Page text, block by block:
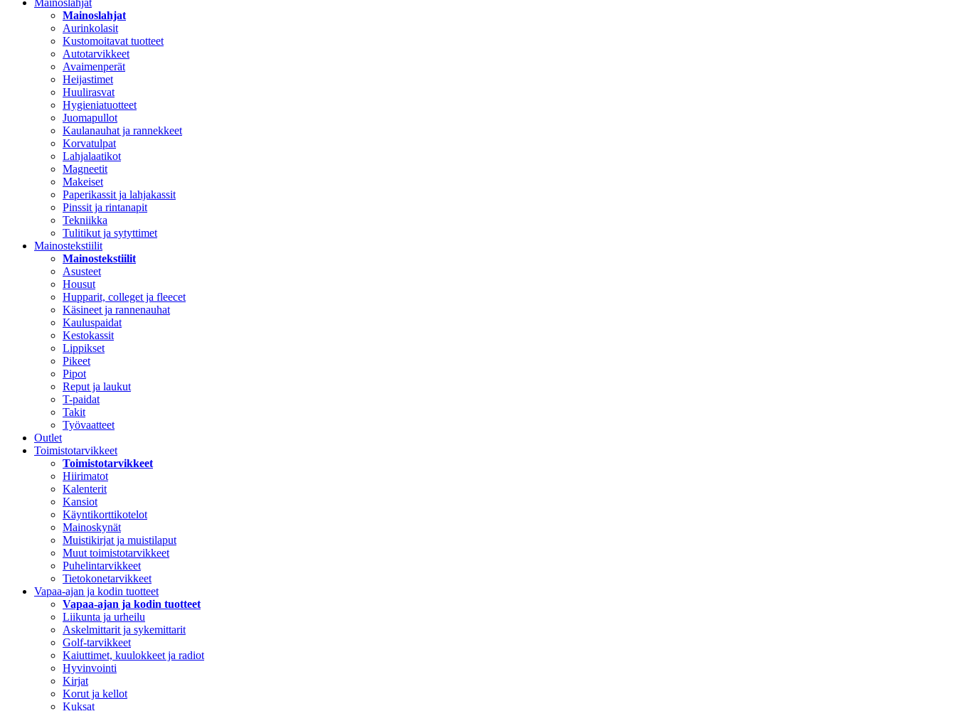
Mainoslahjat
Mainoslahjat
Aurinkolasit
Kustomoitavat tuotteet
Autotarvikkeet
Avaimenperät
Heijastimet
Huulirasvat
Hygieniatuotteet
Juomapullot
Kaulanauhat ja rannekkeet
Korvatulpat
Lahjalaatikot
Magneetit
Makeiset
Paperikassit ja lahjakassit
Pinssit ja rintanapit
Tekniikka
Tulitikut ja sytyttimet
Mainostekstiilit
Mainostekstiilit
Asusteet
Housut
Hupparit, colleget ja fleecet
Käsineet ja rannenauhat
Kauluspaidat
Kestokassit
Lippikset
Pikeet
Pipot
Reput ja laukut
T-paidat
Takit
Työvaatteet
Outlet
Toimistotarvikkeet
Toimistotarvikkeet
Hiirimatot
Kalenterit
Kansiot
Käyntikorttikotelot
Mainoskynät
Muistikirjat ja muistilaput
Muut toimistotarvikkeet
Puhelintarvikkeet
Tietokonetarvikkeet
Vapaa-ajan ja kodin tuotteet
Vapaa-ajan ja kodin tuotteet
Liikunta ja urheilu
Askelmittarit ja sykemittarit
Golf-tarvikkeet
Kaiuttimet, kuulokkeet ja radiot
Hyvinvointi
Kirjat
Korut ja kellot
Kuksat